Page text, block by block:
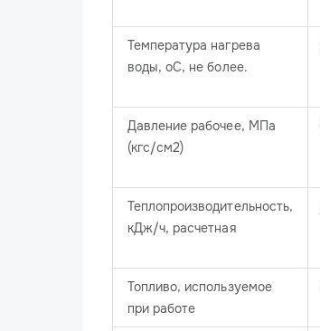
Температура нагрева
воды, оС, не более.
Давление рабочее, МПа
(кгс/см2)
Теплопроизводительность,
кДж/ч, расчетная
Топливо, используемое
при работе